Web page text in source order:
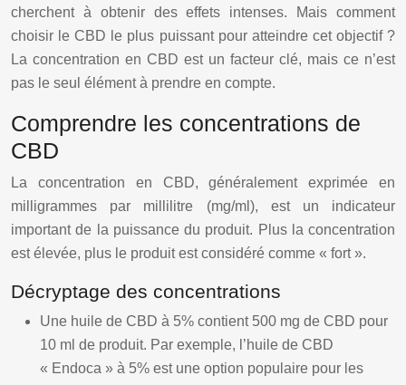
cherchent à obtenir des effets intenses. Mais comment
choisir le CBD le plus puissant pour atteindre cet objectif ?
La concentration en CBD est un facteur clé, mais ce n’est
pas le seul élément à prendre en compte.
Comprendre les concentrations de
CBD
La concentration en CBD, généralement exprimée en
milligrammes par millilitre (mg/ml), est un indicateur
important de la puissance du produit. Plus la concentration
est élevée, plus le produit est considéré comme « fort ».
Décryptage des concentrations
Une huile de CBD à 5% contient 500 mg de CBD pour
10 ml de produit. Par exemple, l’huile de CBD
« Endoca » à 5% est une option populaire pour les